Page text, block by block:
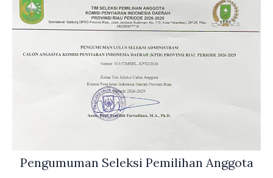
Pengumuman Seleksi Pemilihan Anggota